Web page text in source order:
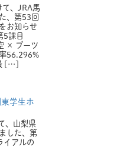
、JRA馬
、第53回
お知らせ
5課目
× ブーツ
56.296%
[…]
東学生ホ
、山梨県
した、第
イアルの